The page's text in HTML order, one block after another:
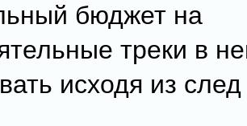
бюджет на
треки в
исходя из след